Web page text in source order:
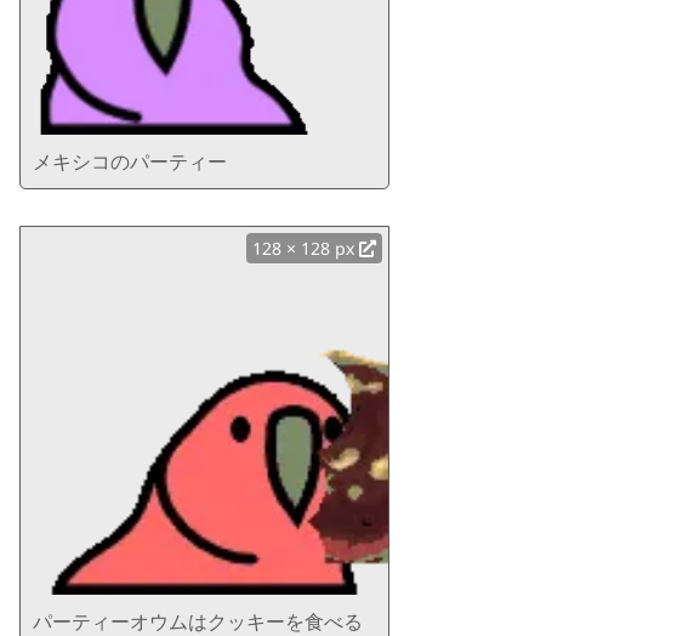
メキシコのパーティー
128 × 128 px
パーティーオウムはクッキーを食べる